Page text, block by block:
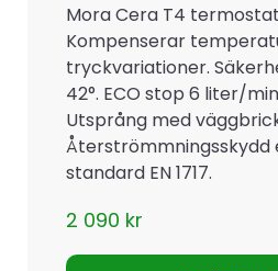
Mora Cera T4
Kompenserar
tryckvariationer.
42°. ECO stop 6 liter/
Utsprång med
Återströmmningsskydd
standard EN 1717.
2 090 kr